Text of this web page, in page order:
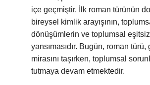
içe geçmiştir. İlk roman türünün
bireysel kimlik arayışının,
dönüşümlerin ve toplumsal
yansımasıdır. Bugün, roman türü,
mirasını taşırken, toplumsal
tutmaya devam etmektedir.